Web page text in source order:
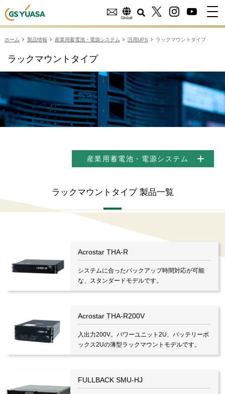
ホーム 製品情報 産業用蓄電池・電源システム 汎用UPS ラックマウントタイプ
ラックマウントタイプ
産業用蓄電池・電源システム
ラックマウントタイプ 製品一覧
Acrostar THA-R
システムに合ったバックアップ時間対応が可能
な、スタンダードモデルです。
Acrostar THA-R200V
入出力200V。パワーユニット2U、バッテリーボ
ックス2Uの薄型ラックマウントモデルです。
FULLBACK SMU-HJ